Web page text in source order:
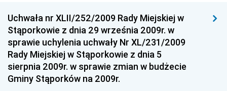
Dziennik Urzędowy Ministra Sportu
Dziennik Urzędowy Ministra Funduszy i Polityki
Regionalnej
Dziennik Urzędowy Ministra Aktywów Państwowych
Dziennik Urzędowy Ministra Zdrowia
Uchwała nr XLII/252/2009 Rady Miejskiej w
Stąporkowie z dnia 29 września 2009r. w
sprawie uchylenia uchwały Nr XL/231/2009
Rady Miejskiej w Stąporkowie z dnia 5
sierpnia 2009r. w sprawie zmian w budżecie
Gminy Stąporków na 2009r.